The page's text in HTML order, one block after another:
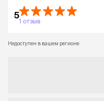
5
1 отзыв
Недоступен в вашем регионе